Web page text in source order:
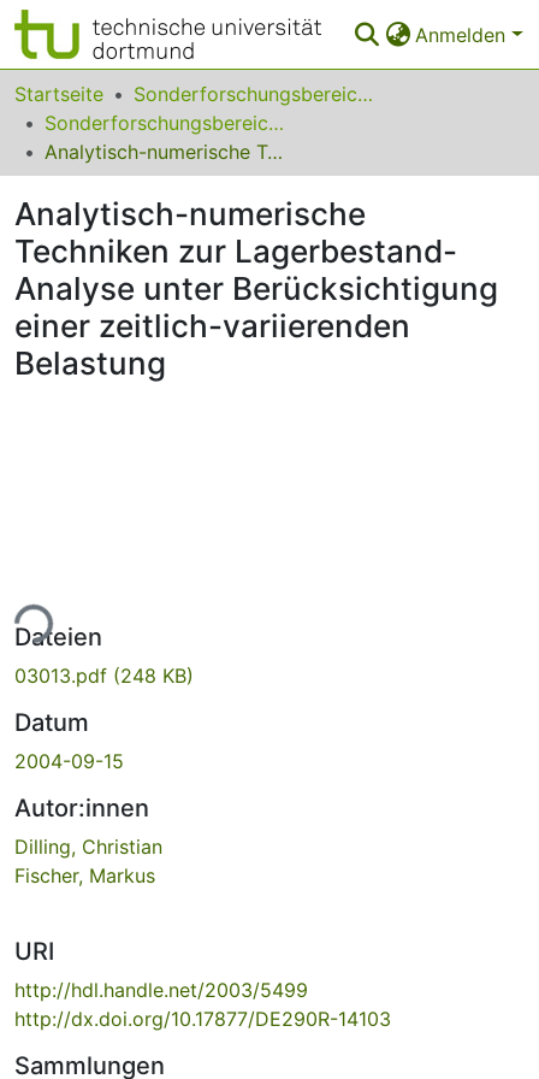
Anmelden
Bereiche & Sammlungen
Das gesamte Repositorium
FAQ
Leitlinien
Zurück zur Startseite
Startseite
Sonderforschungsbereiche
Sonderforschungsbereich (SFB) 559
Analytisch-numerische Techniken zur Lagerbestand-Analyse unter Berücksichtigung einer zeitlich-variierenden Belastung
Analytisch-numerische
Techniken zur Lagerbestand-
Analyse unter Berücksichtigung
einer zeitlich-variierenden
Belastung
Dateien
03013.pdf (248 KB)
Datum
2004-09-15
Autor:innen
Dilling, Christian
Fischer, Markus
URI
http://hdl.handle.net/2003/5499
http://dx.doi.org/10.17877/DE290R-14103
Sammlungen